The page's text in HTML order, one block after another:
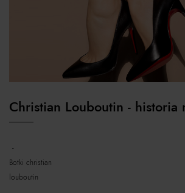
Christian Louboutin - historia
botki christian
louboutin